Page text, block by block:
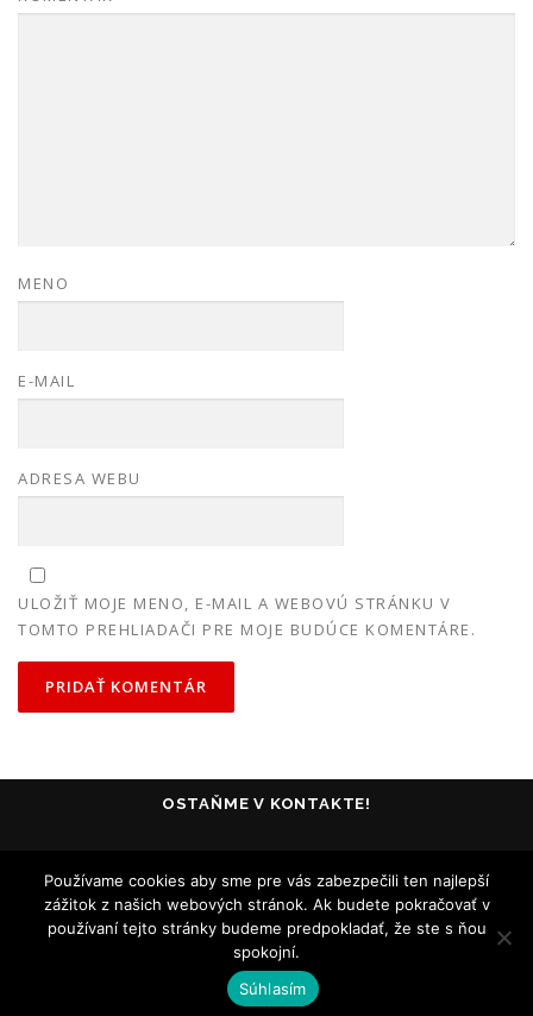
MENO
E-MAIL
ADRESA WEBU
ULOŽIŤ MOJE MENO, E-MAIL A WEBOVÚ STRÁNKU V
TOMTO PREHLIADAČI PRE MOJE BUDÚCE KOMENTÁRE.
OSTAŇME V KONTAKTE!
Všetky práva vyhradené - Collosseum Club Košice - 2005-2020
Používame cookies aby sme pre vás zabezpečili ten najlepší
zážitok z našich webových stránok. Ak budete pokračovať v
používaní tejto stránky budeme predpokladať, že ste s ňou
spokojní.
Súhlasím